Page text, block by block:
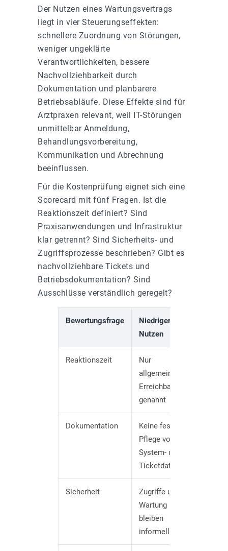
Der Nutzen eines Wartungsvertrags
liegt in vier Steuerungseffekten:
schnellere Zuordnung von Störungen,
weniger ungeklärte
Verantwortlichkeiten, bessere
Nachvollziehbarkeit durch
Dokumentation und planbarere
Betriebsabläufe. Diese Effekte sind für
Arztpraxen relevant, weil IT-Störungen
unmittelbar Anmeldung,
Behandlungsvorbereitung,
Kommunikation und Abrechnung
beeinflussen.
Für die Kostenprüfung eignet sich eine
Scorecard mit fünf Fragen. Ist die
Reaktionszeit definiert? Sind
Praxisanwendungen und Infrastruktur
klar getrennt? Sind Sicherheits- und
Zugriffsprozesse beschrieben? Gibt es
nachvollziehbare Tickets und
Betriebsdokumentation? Sind
Ausschlüsse verständlich geregelt?
Bewertungsfrage
Niedriger
Nutzen
Reaktionszeit
Nur
allgemeine
Erreichbarkeit
genannt
Dokumentation
Keine feste
Pflege von
System- und
Ticketdaten
Sicherheit
Zugriffe und
Wartung
bleiben
informell